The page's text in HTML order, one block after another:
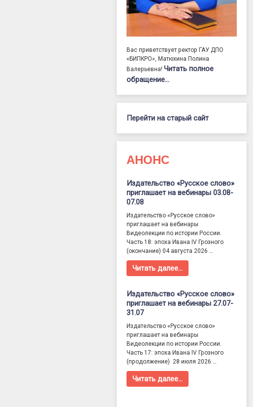
Вас приветствует ректор ГАУ ДПО
«БИПКРО», Матюхина Полина
Валерьевна!Читать полное
обращение…
Перейти на старый сайт
АНОНС
Издательство «Русское слово»
приглашает на вебинары 03.08-
07.08
Издательство «Русское слово»
приглашает на вебинары
Видеолекции по истории России.
Часть 18: эпоха Ивана IV Грозного
(окончание) 04 августа 2026 …
Читать далее…
Издательство «Русское слово»
приглашает на вебинары 27.07-
31.07
Издательство «Русское слово»
приглашает на вебинары
Видеолекции по истории России.
Часть 17: эпоха Ивана IV Грозного
(продолжение) 28 июля 2026 …
Читать далее…